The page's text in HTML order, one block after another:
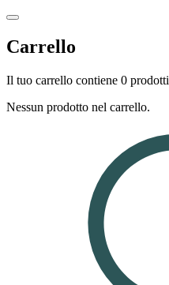
Carrello
Il tuo carrello contiene 0 prodotti
Nessun prodotto nel carrello.